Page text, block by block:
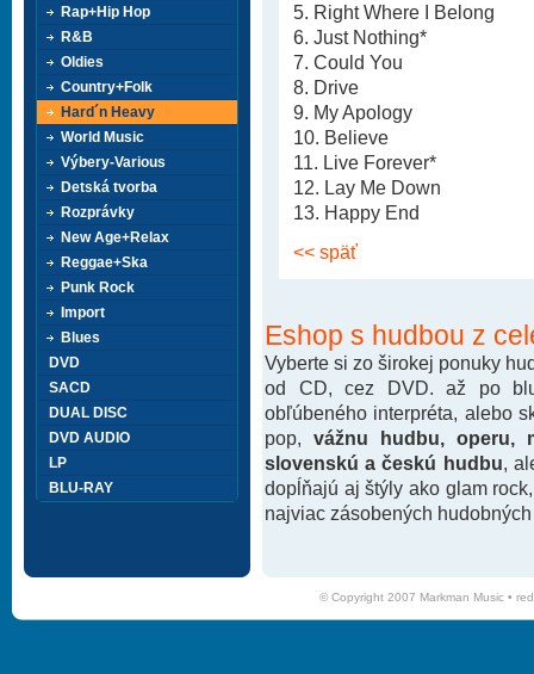
5. Right Where I Belong
6. Just Nothing*
7. Could You
8. Drive
9. My Apology
10. Believe
11. Live Forever*
12. Lay Me Down
13. Happy End
<< späť
Eshop s hudbou z
Vyberte si zo širokej ponuky
od CD, cez DVD. až po
obľúbeného interpréta, alebo
pop, vážnu hudbu, operu,
slovenskú a českú hudbu ,
dopĺňajú aj štýly ako glam
najviac zásobených
Rap+Hip Hop
R&B
Oldies
Country+Folk
Hard´n Heavy
World Music
Výbery-Various
Detská tvorba
Rozprávky
New Age+Relax
Reggae+Ska
Punk Rock
Import
Blues
DVD
SACD
DUAL DISC
DVD AUDIO
LP
BLU-RAY
© Copyright 2007 Markman Music •